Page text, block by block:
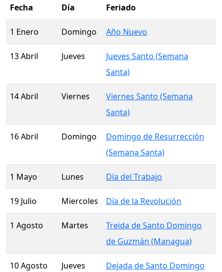
Fecha Día Feriado
1 Enero Domingo Año Nuevo
13 Abril Jueves
Jueves Santo (Semana
Santa)
14 Abril Viernes
Viernes Santo (Semana
Santa)
16 Abril Domingo
Domingo de Resurrección
(Semana Santa)
1 Mayo Lunes Día del Trabajo
19 Julio Miercoles Día de la Revolución
1 Agosto Martes
Treida de Santo Domingo
de Guzmán (Managua)
10 Agosto Jueves
Dejada de Santo Domingo